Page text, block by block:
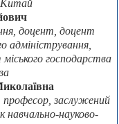
Китай
доцент, доцент
адміністрування,
господарства
професор, заслужений
навчально-науково-